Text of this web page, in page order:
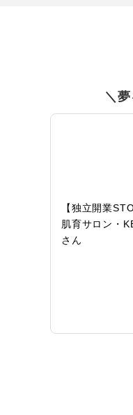
＼
【独立開業
肌育サロン・
さん